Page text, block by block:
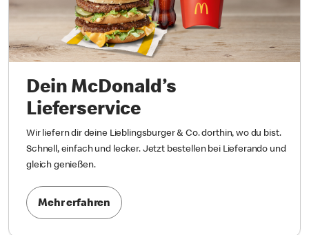
Dein McDonald’s
Lieferservice
Wir liefern dir deine Lieblingsburger & Co. dorthin, wo du bist.
Schnell, einfach und lecker. Jetzt bestellen bei Lieferando und
gleich genießen.
Mehr erfahren